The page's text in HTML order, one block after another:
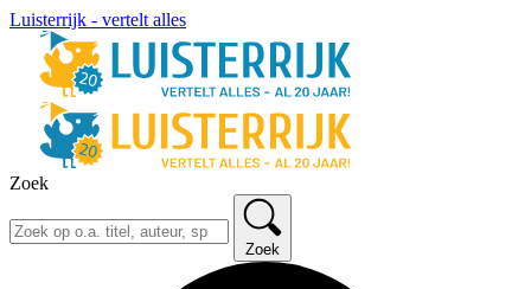
Luisterrijk - vertelt alles
Zoek
Zoek